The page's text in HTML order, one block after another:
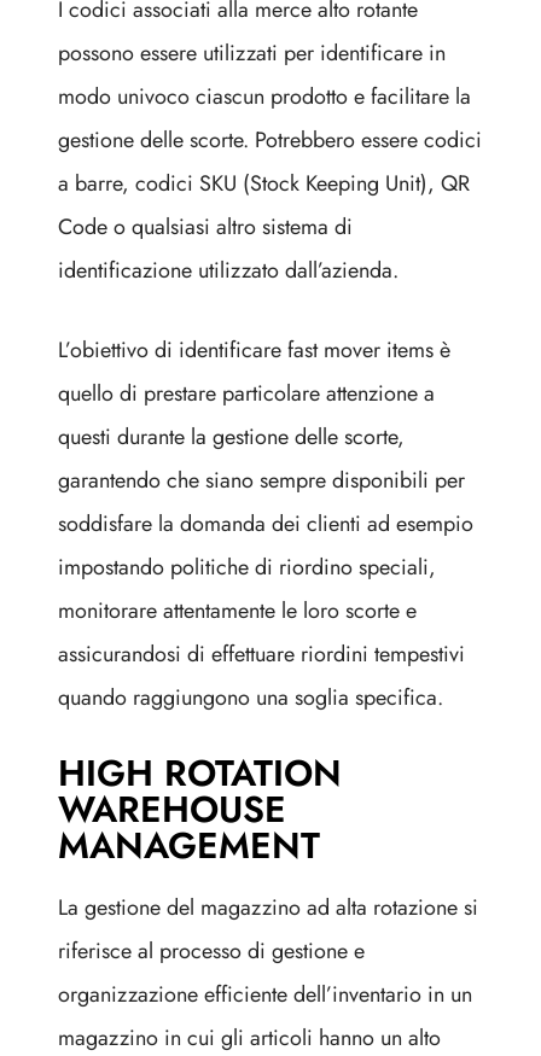
I codici associati alla merce alto rotante
possono essere utilizzati per identificare in
modo univoco ciascun prodotto e facilitare la
gestione delle scorte. Potrebbero essere codici
a barre, codici SKU (Stock Keeping Unit), QR
Code o qualsiasi altro sistema di
identificazione utilizzato dall’azienda.
L’obiettivo di identificare fast mover items è
quello di prestare particolare attenzione a
questi durante la gestione delle scorte,
garantendo che siano sempre disponibili per
soddisfare la domanda dei clienti ad esempio
impostando politiche di riordino speciali,
monitorare attentamente le loro scorte e
assicurandosi di effettuare riordini tempestivi
quando raggiungono una soglia specifica.
HIGH ROTATION
WAREHOUSE
MANAGEMENT
La gestione del magazzino ad alta rotazione si
riferisce al processo di gestione e
organizzazione efficiente dell’inventario in un
magazzino in cui gli articoli hanno un alto